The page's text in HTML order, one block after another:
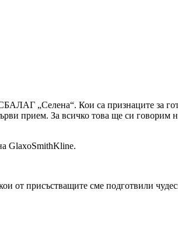
„Селена“. Кои са признаците за
прием. За всичко това ще си говорим
GlaxoSmithKline.
сме подготвили